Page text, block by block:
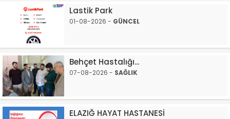
Lastik Park
01-08-2026 - GÜNCEL
Behçet Hastalığı...
07-08-2026 - SAĞLIK
ELAZIĞ HAYAT HASTANESİ